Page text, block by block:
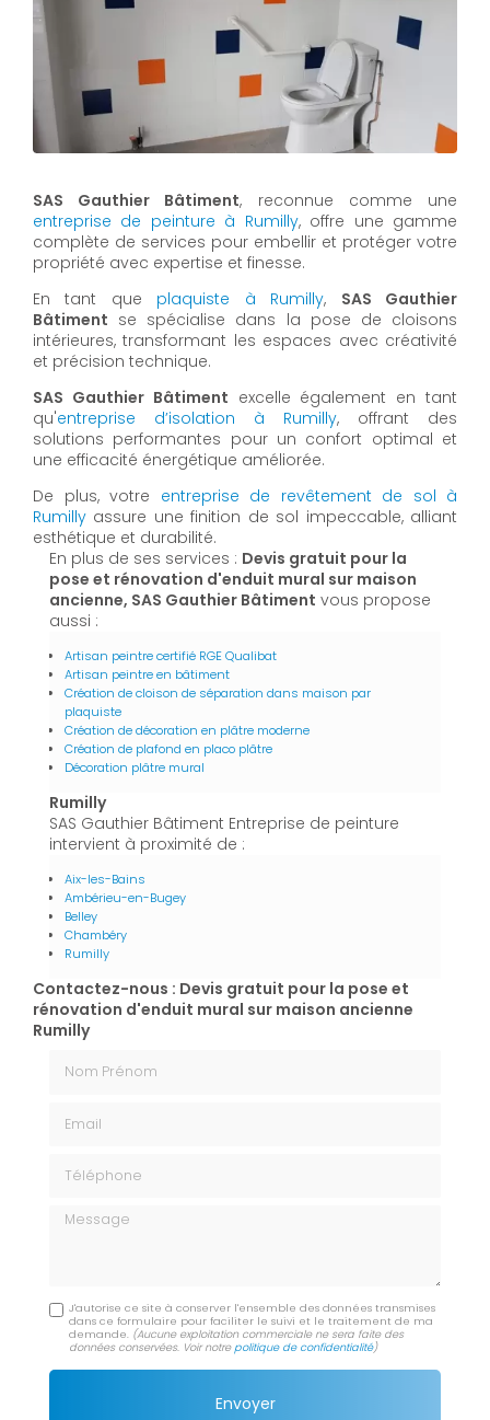
SAS Gauthier Bâtiment, reconnue comme une
entreprise de peinture à Rumilly, offre une gamme
complète de services pour embellir et protéger votre
propriété avec expertise et finesse.
En tant que plaquiste à Rumilly, SAS Gauthier
Bâtiment se spécialise dans la pose de cloisons
intérieures, transformant les espaces avec créativité
et précision technique.
SAS Gauthier Bâtiment excelle également en tant
qu'entreprise d’isolation à Rumilly, offrant des
solutions performantes pour un confort optimal et
une efficacité énergétique améliorée.
De plus, votre entreprise de revêtement de sol à
Rumilly assure une finition de sol impeccable, alliant
esthétique et durabilité.
En plus de ses services : Devis gratuit pour la
pose et rénovation d'enduit mural sur maison
ancienne, SAS Gauthier Bâtiment vous propose
aussi :
Artisan peintre certifié RGE Qualibat
Artisan peintre en bâtiment
Création de cloison de séparation dans maison par
plaquiste
Création de décoration en plâtre moderne
Création de plafond en placo plâtre
Décoration plâtre mural
Rumilly
SAS Gauthier Bâtiment Entreprise de peinture
intervient à proximité de :
Aix-les-Bains
Ambérieu-en-Bugey
Belley
Chambéry
Rumilly
Contactez-nous : Devis gratuit pour la pose et
rénovation d'enduit mural sur maison ancienne
Rumilly
Message
J'autorise ce site à conserver l'ensemble des données transmises
dans ce formulaire pour faciliter le suivi et le traitement de ma
demande. (Aucune exploitation commerciale ne sera faite des
données conservées. Voir notrepolitique de confidentialité)